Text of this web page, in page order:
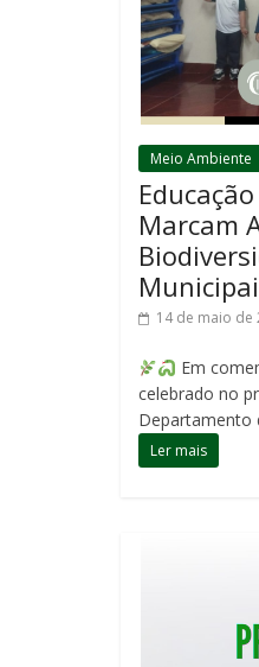
Meio Ambiente
Marcam
14 de maio de
Em
celebrado no
Departamento
Ler mais